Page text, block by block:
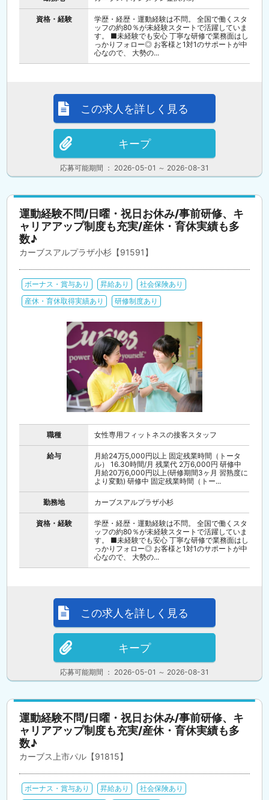
資格・経験
学歴・経歴・運動経験は不問。 全国で働くスタ
ッフの約80％が未経験スタートで活躍していま
す。 ■未経験でも安心 丁寧な研修で業務面はし
っかりフォロー◎ お客様と1対1のサポートが中
心なので、 大勢の...
応募可能期間 ： 2026-05-01 ～ 2026-08-31
この求人を詳しく見る
キープ
運動経験不問/日曜・祝日お休み/事前研修、キ
ャリアアップ制度も充実/産休・育休実績も多
数♪
カーブスアルプラザ小杉【91591】
ボーナス・賞与あり 昇給あり
社会保険あり
産休・育休取得実績あり
研修制度あり
職種 女性専用フィットネスの接客スタッフ
給与
月給24万5,000円以上 固定残業時間（トータ
ル） 16.30時間/月 残業代 2万6,000円 研修中
月給20万6,000円以上(研修期間3ヶ月 習熟度に
より変動) 研修中 固定残業時間（トー...
勤務地 カーブスアルプラザ小杉
資格・経験
学歴・経歴・運動経験は不問。 全国で働くスタ
ッフの約80％が未経験スタートで活躍していま
す。 ■未経験でも安心 丁寧な研修で業務面はし
っかりフォロー◎ お客様と1対1のサポートが中
心なので、 大勢の...
応募可能期間 ： 2026-05-01 ～ 2026-08-31
この求人を詳しく見る
キープ
運動経験不問/日曜・祝日お休み/事前研修、キ
ャリアアップ制度も充実/産休・育休実績も多
数♪
カーブス上市パル【91815】
ボーナス・賞与あり 昇給あり
社会保険あり